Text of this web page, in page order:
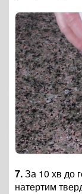
7.За 10 хв до
натертим